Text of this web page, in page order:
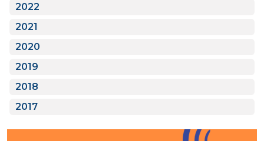
2022
2021
2020
2019
2018
2017